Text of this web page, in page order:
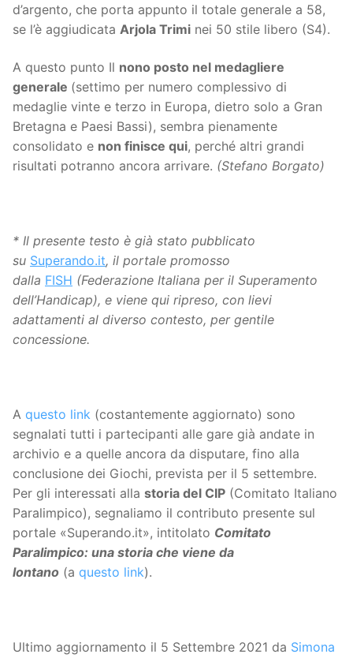
d’argento, che porta appunto il totale generale a 58,
se l’è aggiudicata Arjola Trimi nei 50 stile libero (S4).
A questo punto Il nono posto nel medagliere
generale (settimo per numero complessivo di
medaglie vinte e terzo in Europa, dietro solo a Gran
Bretagna e Paesi Bassi), sembra pienamente
consolidato e non finisce qui, perché altri grandi
risultati potranno ancora arrivare. (Stefano Borgato)
* Il presente testo è già stato pubblicato
su Superando.it, il portale promosso
dalla FISH (Federazione Italiana per il Superamento
dell’Handicap), e viene qui ripreso, con lievi
adattamenti al diverso contesto, per gentile
concessione.
A questo link (costantemente aggiornato) sono
segnalati tutti i partecipanti alle gare già andate in
archivio e a quelle ancora da disputare, fino alla
conclusione dei Giochi, prevista per il 5 settembre.
Per gli interessati alla storia del CIP (Comitato Italiano
Paralimpico), segnaliamo il contributo presente sul
portale «Superando.it», intitolato Comitato
Paralimpico: una storia che viene da
lontano (a questo link).
Ultimo aggiornamento il 5 Settembre 2021 da Simona